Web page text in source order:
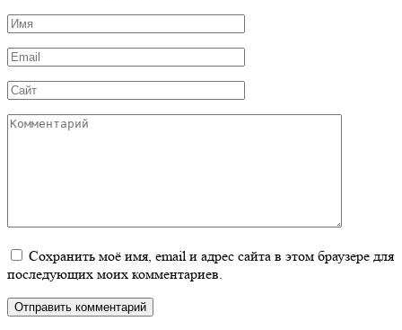
Имя
Email
Сайт
Комментарий
Сохранить моё имя, email и адрес сайта в этом браузере для
последующих моих комментариев.